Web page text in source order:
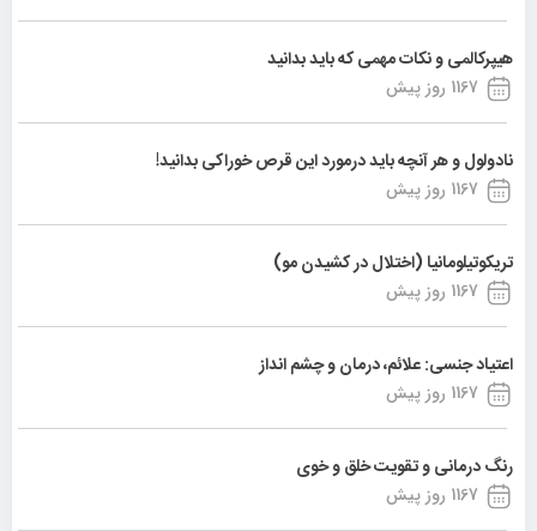
هیپرکالمی و نکات مهمی که باید بدانید
1167 روز پیش
نادولول و هر آنچه باید درمورد این قرص خوراکی بدانید!
1167 روز پیش
تریکوتیلومانیا (اختلال در کشیدن مو)
1167 روز پیش
اعتیاد جنسی: علائم، درمان و چشم انداز
1167 روز پیش
رنگ درمانی و تقویت خلق و خوی
1167 روز پیش